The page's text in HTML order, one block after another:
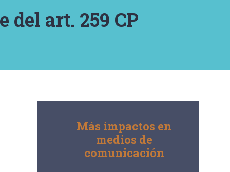
art. 259 CP
Más impactos en
medios de
comunicación